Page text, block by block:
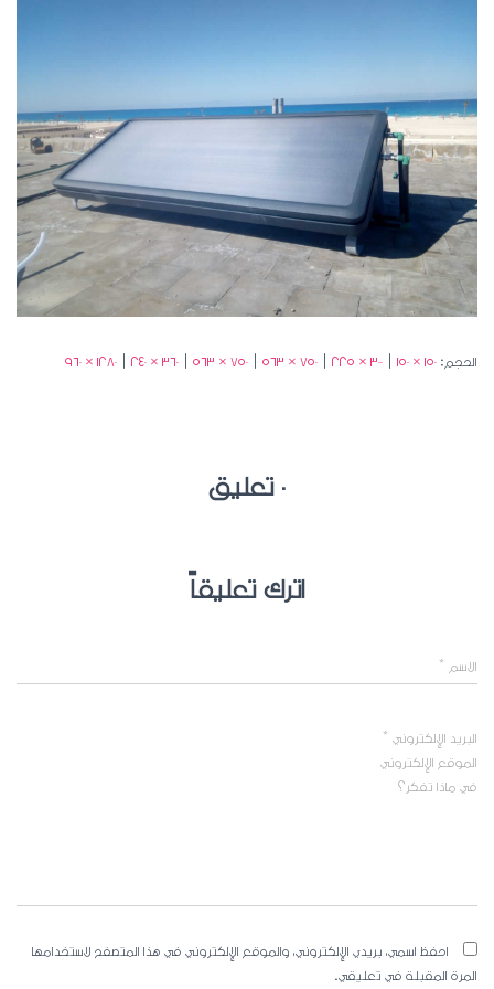
الحجم: 150 × 150
300 × 225
750 × 563
750 × 563
360 × 240
1280 × 960
0 تعليق
اترك تعليقاً
الاسم *
البريد الإلكتروني *
الموقع الإلكتروني
في ماذا تفكر؟
احفظ اسمي، بريدي الإلكتروني، والموقع الإلكتروني في هذا المتصفح لاستخدامها
المرة المقبلة في تعليقي.